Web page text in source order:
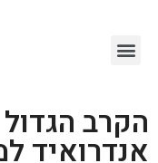
הקרב
אנדרואיד